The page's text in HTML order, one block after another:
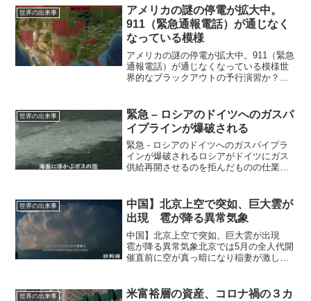
リオであり、テキサスのビーチではこれ
まで一度も起きたこ...
世界の出来事
アメリカの謎の停電が拡大中。
911（緊急通報電話）が通じなく
なっている模様
アメリカの謎の停電が拡大中。911（緊急
通報電話）が通じなくなっている模様世
界的なブラックアウトの予行演習か？ご
ウスダコタ州とネブラスカ州全体、ネバ
ダ州、テキサス州、...
世界の出来事
緊急 – ロシアのドイツへのガスパ
イプラインが爆破される
緊急 - ロシアのドイツへのガスパイプラ
インが爆破されるロシアがドイツにガス
供給再開させるのを拒んだものの仕業？
SEPTEMBER 2022数時間前（月曜夜...
世界の出来事
中国】北京上空で突如、巨大雲が
出現 雹が降る異常気象
中国】北京上空で突如、巨大雲が出現
雹が降る異常気象北京では5月の全人代開
催直前に空が真っ暗になり稲妻が激しく
で異常気象発生中ですが、日本上空でこ
世界の出来事
米富裕層の資産、コロナ禍の３カ